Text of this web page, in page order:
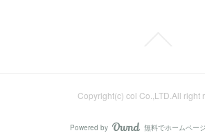
Copyright(c) col Co.,LTD.All right
Powered by 無料でホームペー